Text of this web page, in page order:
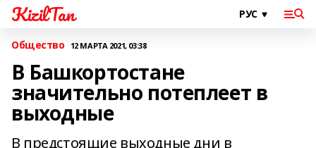
KizilTan
Общество 12 МАРТА 2021, 03:38
В Башкортостане
значительно потеплеет в
выходные
В предстоящие выходные дни в